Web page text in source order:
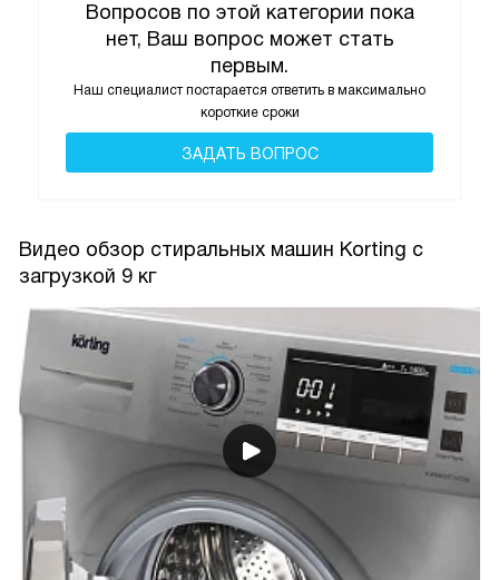
Вопросов по этой категории пока
нет, Ваш вопрос может стать
первым.
Наш специалист постарается ответить в максимально
короткие сроки
ЗАДАТЬ ВОПРОС
Видео обзор стиральных машин Korting с
загрузкой 9 кг